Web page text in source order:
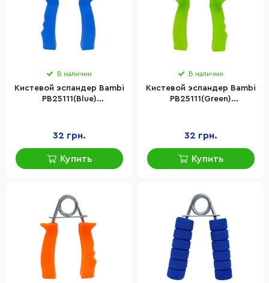
В наличии
Кистевой эспандер Bambi
PB25111(Blue)
32 грн.
Купить
В наличии
Кистевой эспандер Bambi
PB25111(Green)
32 грн.
Купить